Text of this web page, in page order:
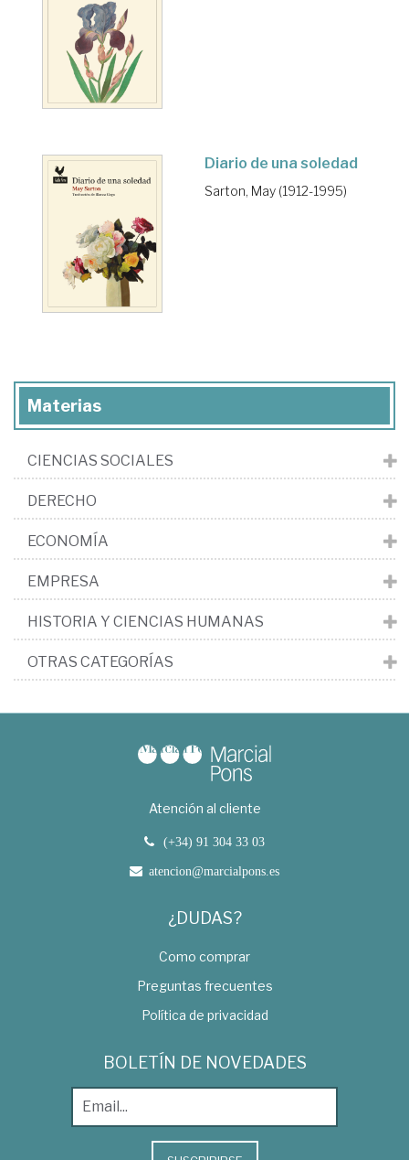
Diario de una soledad
Sarton, May (1912-1995)
Materias
CIENCIAS SOCIALES
DERECHO
ECONOMÍA
EMPRESA
HISTORIA Y CIENCIAS HUMANAS
OTRAS CATEGORÍAS
Atención al cliente
(+34) 91 304 33 03
atencion@marcialpons.es
¿DUDAS?
Como comprar
Preguntas frecuentes
Política de privacidad
BOLETÍN DE NOVEDADES